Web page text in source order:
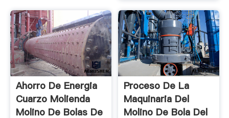
Ahorro De Energia
Cuarzo Molienda
Molino De Bolas De
Proceso De La
Maquinaria Del
Molino De Bola Del